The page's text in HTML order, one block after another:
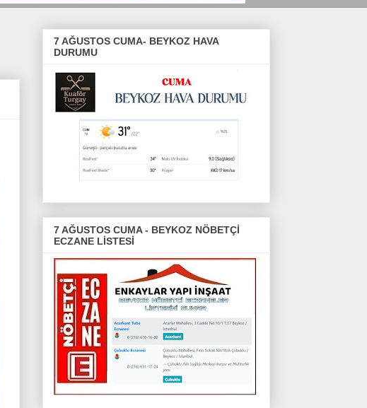
7 AĞUSTOS CUMA- BEYKOZ HAVA
DURUMU
7 AĞUSTOS CUMA - BEYKOZ NÖBETÇİ
ECZANE LİSTESİ